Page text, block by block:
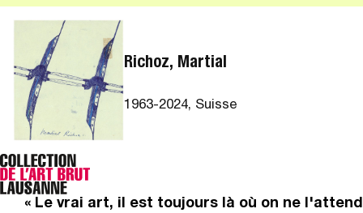
Richoz, Martial
1963-2024, Suisse
« Le vrai art, il est toujours là où on ne l'attend